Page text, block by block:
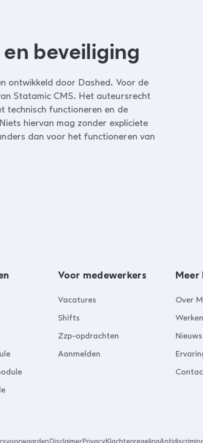
beveiliging
ontwikkeld door Dashed. Voor de
Statamic CMS. Het auteursrecht
technisch functioneren en de
hiervan mag zonder expliciete
dan voor het functioneren van
Voor medewerkers
Vacatures
Shifts
Zzp-opdrachten
Aanmelden
Meer
Over
Nieuws
DisclaimerPrivacyKlachtenregeling